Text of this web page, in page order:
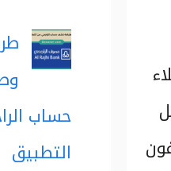
حساب
التطبيق